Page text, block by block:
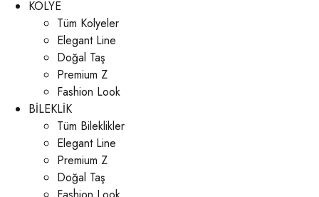
KOLYE
Tüm Kolyeler
Elegant Line
Doğal Taş
Premium Z
Fashion Look
BİLEKLİK
Tüm Bileklikler
Elegant Line
Premium Z
Doğal Taş